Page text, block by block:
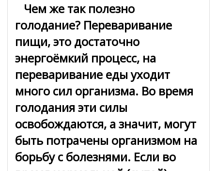
Чем же так полезно
голодание? Переваривание
пищи, это достаточно
энергоёмкий процесс, на
переваривание еды уходит
много сил организма. Во время
голодания эти силы
освобождаются, а значит, могут
быть потрачены организмом на
борьбу с болезнями. Если во